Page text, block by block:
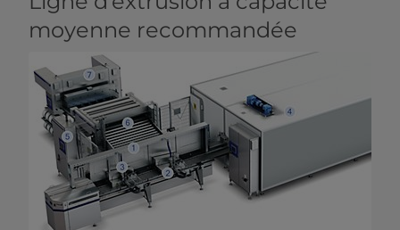
moyenne recommandée